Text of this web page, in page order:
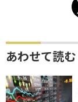
あわせて読む